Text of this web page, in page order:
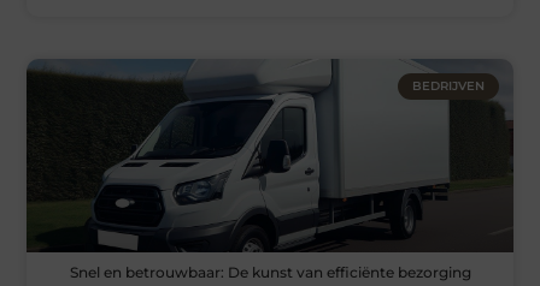
BEDRIJVEN
Snel en betrouwbaar: De kunst van efficiënte bezorging